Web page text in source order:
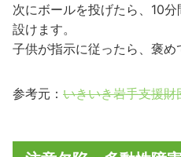
次にボールを投げたら、10
設けます。
子供が指示に従ったら、褒め
参考元： いきいき岩手支援財